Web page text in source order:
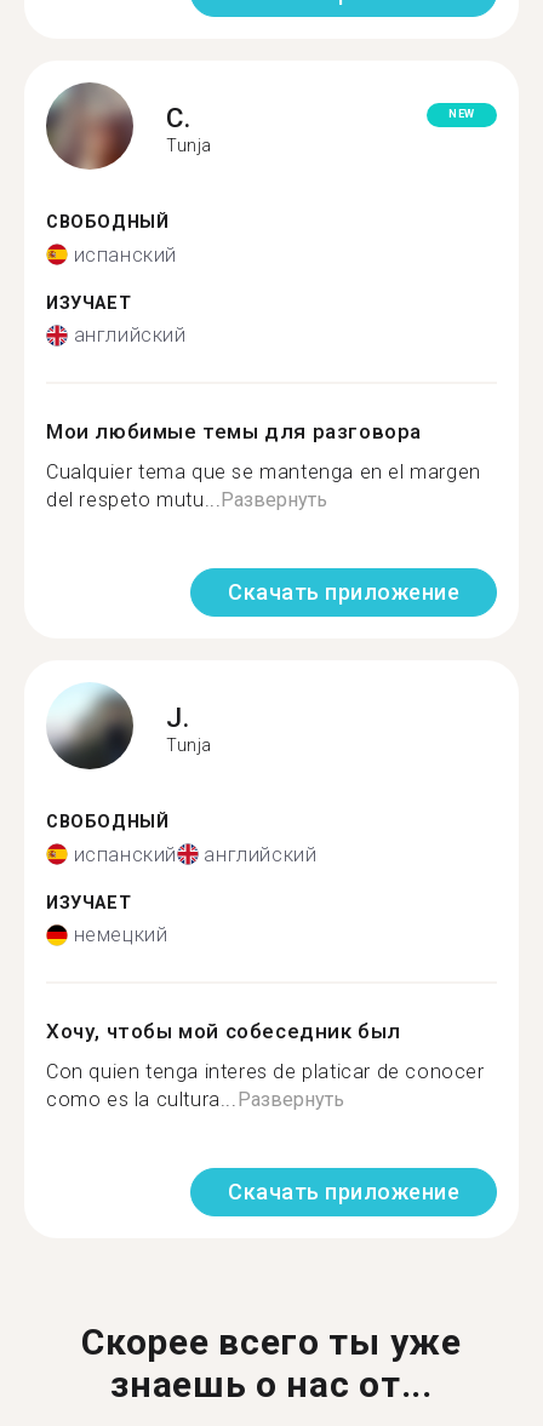
C.
Tunja
NEW
СВОБОДНЫЙ
испанский
ИЗУЧАЕТ
английский
Мои любимые темы для разговора
Cualquier tema que se mantenga en el margen
del respeto mutu...Развернуть
Скачать приложение
J.
Tunja
СВОБОДНЫЙ
испанский английский
ИЗУЧАЕТ
немецкий
Хочу, чтобы мой собеседник был
Con quien tenga interes de platicar de conocer
como es la cultura...Развернуть
Скачать приложение
Скорее всего ты уже
знаешь о нас от...